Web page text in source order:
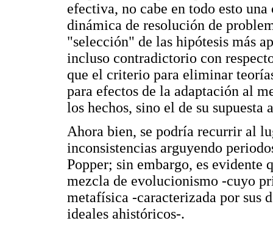
efectiva, no cabe en todo esto
dinámica de resolución de
"selección" de las hipótesis más
incluso contradictorio con
que el criterio para eliminar
para efectos de la adaptación al
los hechos, sino el de su
Ahora bien, se podría recurrir al
inconsistencias arguyendo
Popper; sin embargo, es evidente
mezcla de evolucionismo -cuyo
metafísica -caracterizada por sus
ideales ahistóricos-.